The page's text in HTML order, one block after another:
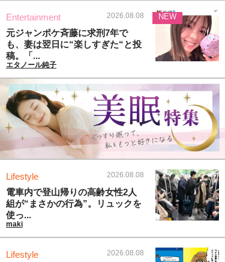
Entertainment 2026.08.08
元ジャンポケ斉藤に求刑7年で
も、妻は翌日に“楽しすぎた“と投
稿。「...
エタノール純子
NEW
Lifestyle 2026.08.08
電車内で登山帰りの高齢女性2人
組が“まさかの行為”。リュックを
使っ...
maki
Lifestyle 2026.08.08